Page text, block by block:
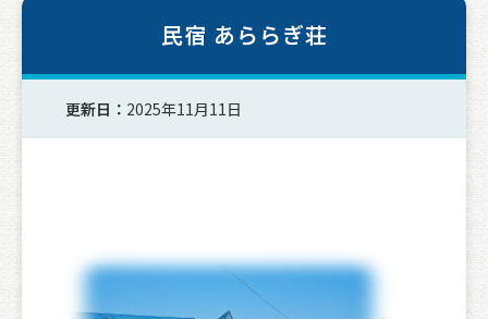
民宿 あららぎ荘
更新日： 2025年11月11日